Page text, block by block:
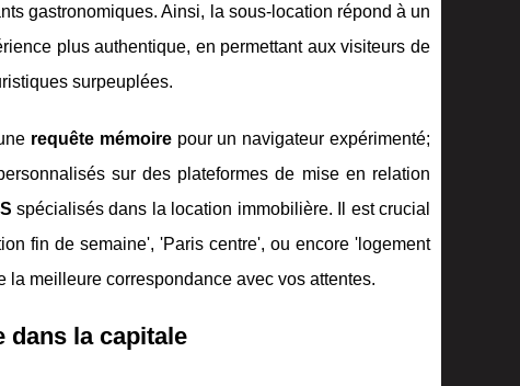
gastronomiques. Ainsi, la sous-location répond à un
plus authentique, en permettant aux visiteurs de
surpeuplées.
requête mémoirepour un navigateur expérimenté;
sur des plateformes de mise en relation
spécialisés dans la location immobilière. Il est crucial
fin de semaine', 'Paris centre', ou encore 'logement
la meilleure correspondance avec vos attentes.
dans la capitale